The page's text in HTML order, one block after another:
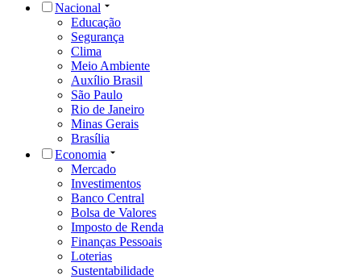
Nacional
Educação
Segurança
Clima
Meio Ambiente
Auxílio Brasil
São Paulo
Rio de Janeiro
Minas Gerais
Brasília
Economia
Mercado
Investimentos
Banco Central
Bolsa de Valores
Imposto de Renda
Finanças Pessoais
Loterias
Sustentabilidade